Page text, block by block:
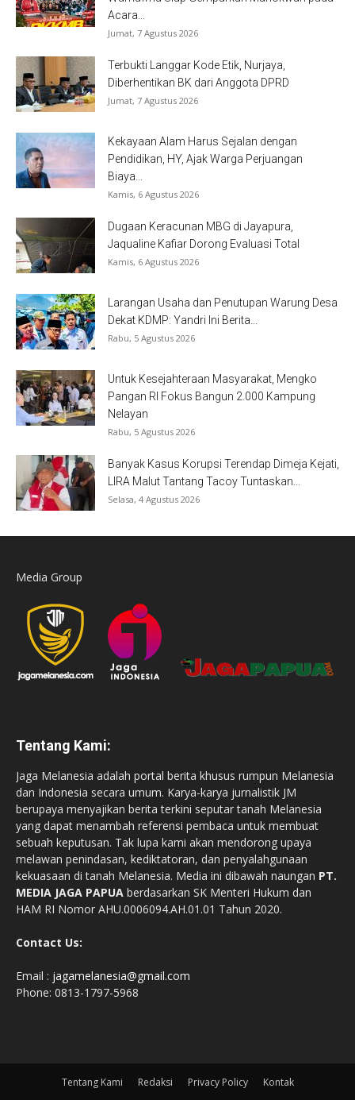
Acara...
Jumat, 7 Agustus 2026
Terbukti Langgar Kode Etik, Nurjaya,
Diberhentikan BK dari Anggota DPRD
Jumat, 7 Agustus 2026
Kekayaan Alam Harus Sejalan dengan
Pendidikan, HY, Ajak Warga Perjuangan
Biaya...
Kamis, 6 Agustus 2026
Dugaan Keracunan MBG di Jayapura,
Jaqualine Kafiar Dorong Evaluasi Total
Kamis, 6 Agustus 2026
Larangan Usaha dan Penutupan Warung Desa
Dekat KDMP: Yandri Ini Berita...
Rabu, 5 Agustus 2026
Untuk Kesejahteraan Masyarakat, Mengko
Pangan RI Fokus Bangun 2.000 Kampung
Nelayan
Rabu, 5 Agustus 2026
Banyak Kasus Korupsi Terendap Dimeja Kejati,
LIRA Malut Tantang Tacoy Tuntaskan...
Selasa, 4 Agustus 2026
Media Group
Tentang Kami:
Jaga Melanesia adalah portal berita khusus rumpun Melanesia
dan Indonesia secara umum. Karya-karya jurnalistik JM
berupaya menyajikan berita terkini seputar tanah Melanesia
yang dapat menambah referensi pembaca untuk membuat
sebuah keputusan. Tak lupa kami akan mendorong upaya
melawan penindasan, kediktatoran, dan penyalahgunaan
kekuasaan di tanah Melanesia. Media ini dibawah naungan PT.
MEDIA JAGA PAPUA berdasarkan SK Menteri Hukum dan
HAM RI Nomor AHU.0006094.AH.01.01 Tahun 2020.
Contact Us:
Email : jagamelanesia@gmail.com
Phone: 0813-1797-5968
Tentang Kami Redaksi Privacy Policy Kontak